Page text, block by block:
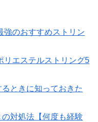
強のおすすめストリン
リエステルストリング5
るときに知っておきた
対処法【何度も経験